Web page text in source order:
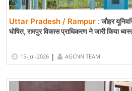
Uttar Pradesh / Rampur :जौहर
घोषित, रामपुर विकास प्राधिकरण ने जारी किया
15-Jul-2026 | AGCNN TEAM